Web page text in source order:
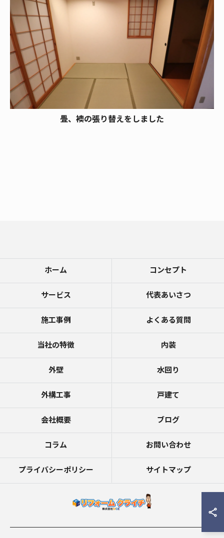
畳、襖の張り替えをしました
ホーム
コンセプト
サービス
代表あいさつ
施工事例
よくある質問
当社の特徴
内装
外壁
水回り
外構工事
戸建て
会社概要
ブログ
コラム
お問い合わせ
プライバシーポリシー
サイトマップ